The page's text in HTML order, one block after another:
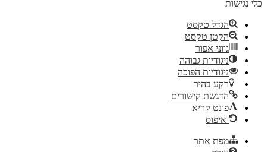
כלי נגישות
הגדל טקסט
הקטן טקסט
גווני אפור
ניגודיות גבוהה
ניגודיות הפוכה
רקע בהיר
הדגשת קישורים
פונט קריא
איפוס
מפת אתר